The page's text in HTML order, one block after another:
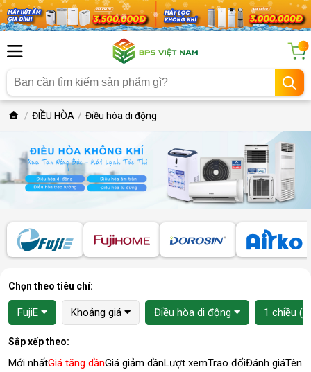
...
ĐIỀU HÒA Điều hòa di động
Chọn theo tiêu chí:
FujiE Khoảng giá Điều hòa di động 1 chiều
Sắp xếp theo:
Mới nhấtGiá tăng dầnGiá giảm dầnLượt xemTrao đổiĐánh giáTên